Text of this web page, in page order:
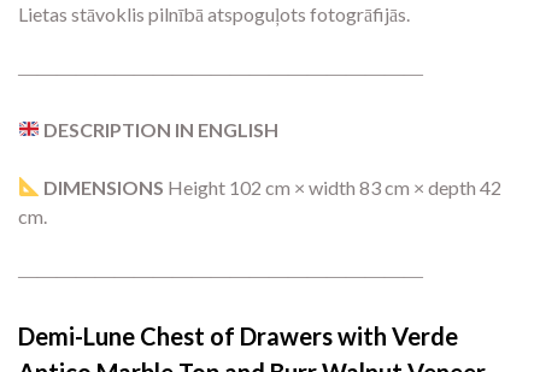
Lietas stāvoklis pilnībā atspoguļots fotogrāfijās.
―――――――――――――――――――――
DESCRIPTION IN ENGLISH
DIMENSIONS Height 102 cm × width 83 cm × depth 42
cm.
―――――――――――――――――――――
Demi-Lune Chest of Drawers with Verde